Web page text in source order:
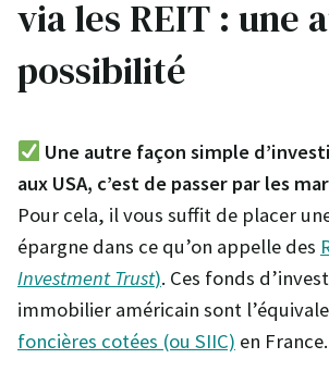
via les REIT : une
possibilité
Une autre façon simple
aux USA, c’est de passer par les
Pour cela, il vous suffit de placer
épargne dans ce qu’on appelle des
Investment Trust). Ces fonds
immobilier américain sont
foncières cotées (ou SIIC) en France.